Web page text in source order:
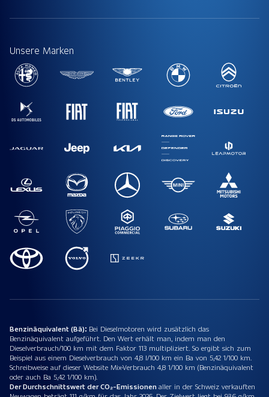
Unsere Marken
Benzinäquivalent (Bä): Bei Dieselmotoren wird zusätzlich das
Benzinäquivalent aufgeführt. Den Wert erhält man, indem man den
Dieselverbrauch/100 km mit dem Faktor 113 multipliziert. So ergibt sich zum
Beispiel aus einem Dieselverbrauch von 4,8 l/100 km ein Ba von 5,42 1/100 km.
Schreibweise auf dieser Website Mix-Verbrauch 4,8 1/100 km (Benzinäquivalent
oder auch Ba 5,42 1/100 km).
Der Durchschnittswert der CO₂-Emissionenaller in der Schweiz verkauften